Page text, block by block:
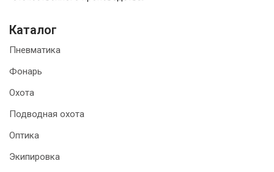
Каталог
Пневматика
Фонарь
Охота
Подводная охота
Оптика
Экипировка